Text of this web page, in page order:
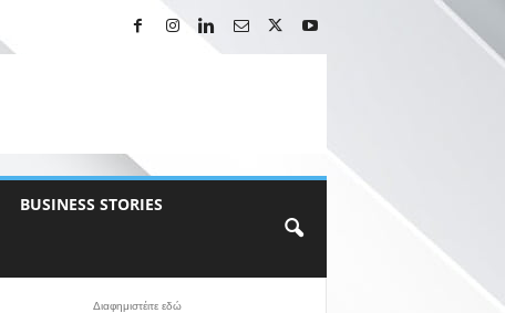
BUSINESS STORIES
Διαφημιστέιτε εδώ